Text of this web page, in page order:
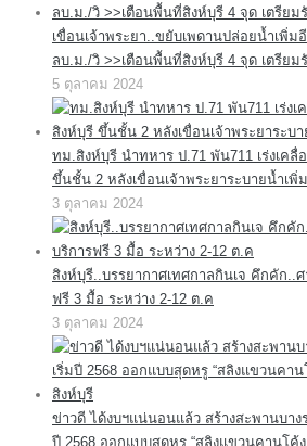
เขื่อนเจ้าพระยา..ขยับเพดานปล่อยน้ำเพิ่ม
ลบ.ม./วิ >>เตือนพื้นที่สิงห์บุรี 4 จุด เตรียม
5 ตุลาคม 2024
ทม.สิงห์บุรี นำทหาร ป.71 พัน711 เร่งเคลื่
ขึ้นชั้น 2 หลังเขื่อนเจ้าพระยาระบายน้ำเพิ่
3 ตุลาคม 2024
สิงห์บุรี..บรรยากาศเทศกาลกินเจ คึกคัก..ศ
ฟรี 3 มื้อ ระหว่าง 2-12 ต.ค
3 ตุลาคม 2024
ข่าวดี ได้งบฯแน่นอนแล้ว สร้างสะพานบาง
ปี 2568 ออกแบบสุดหรู “สลิงแขวนคานโค้